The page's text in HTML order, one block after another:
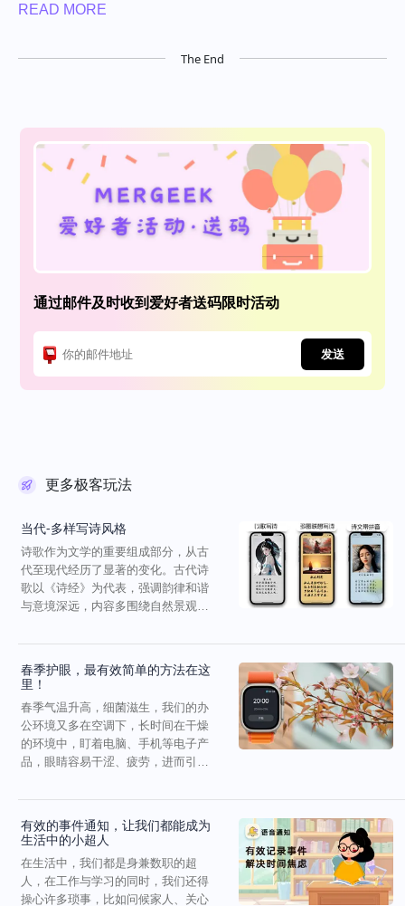
READ MORE
The End
通过邮件及时收到爱好者送码限时活动
发送
更多极客玩法
当代-多样写诗风格
诗歌作为文学的重要组成部分，从古
代至现代经历了显著的变化。古代诗
歌以《诗经》为代表，强调韵律和谐
与意境深远，内容多围绕自然景观与
春季护眼，最有效简单的方法在这
里！
春季气温升高，细菌滋生，我们的办
公环境又多在空调下，长时间在干燥
的环境中，盯着电脑、手机等电子产
品，眼睛容易干涩、疲劳，进而引发
有效的事件通知，让我们都能成为
生活中的小超人
在生活中，我们都是身兼数职的超
人，在工作与学习的同时，我们还得
操心许多琐事，比如问候家人、关心